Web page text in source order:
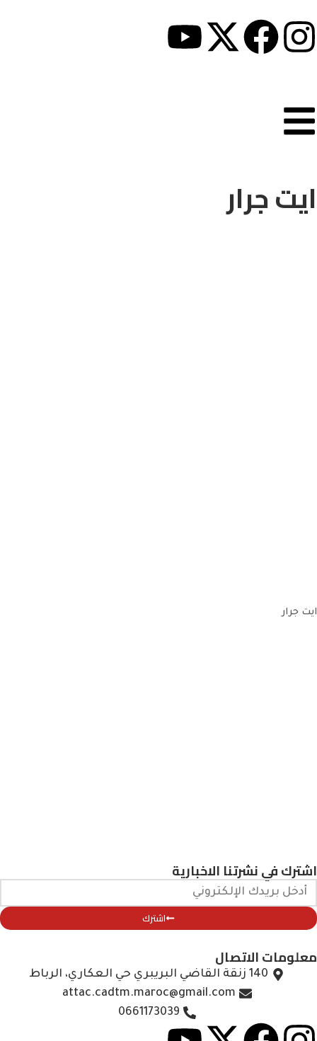
ايت جرار
ايت جرار
اشترك في نشرتنا الاخبارية
اشترك
معلومات الاتصال
140 زنقة القاضي البريبري حي العكاري، الرباط
attac.cadtm.maroc@gmail.com
0661173039